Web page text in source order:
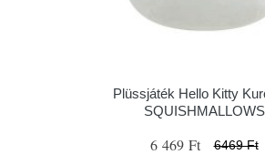
Plüssjáték Hello Kitty
SQUISHMALLOWS
6 469 Ft 6469 Ft